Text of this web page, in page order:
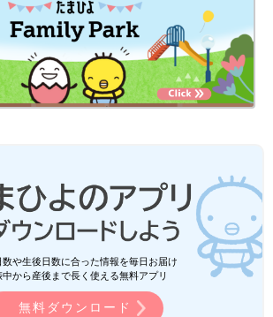
数や生後日数に合った情報を毎日お届け
中から産後まで長く使える無料アプリ
無料ダウンロード